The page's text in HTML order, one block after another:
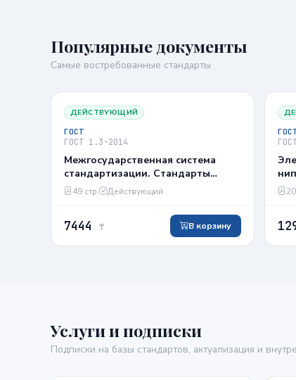
Популярные документы
Самые востребованные стандарты
ДЕЙСТВУЮЩИЙ
ГОСТ
ГОСТ 1.3-2014
Межгосударственная система
стандартизации. Стандарты
межгосударственные. Правила
разработки на основе
международных и региональных
стандартов
49 стр. Действующий
7444 ₸ В корзину
Услуги и подписки
Подписки на базы стандартов, актуализация и